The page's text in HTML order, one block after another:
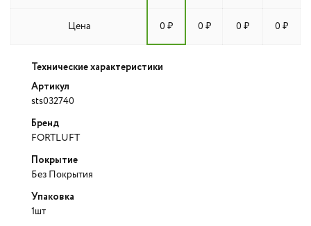
Цена 0 ₽ 0 ₽ 0 ₽ 0 ₽
Технические характеристики
Артикул
sts032740
Бренд
FORTLUFT
Покрытие
Без Покрытия
Упаковка
1шт